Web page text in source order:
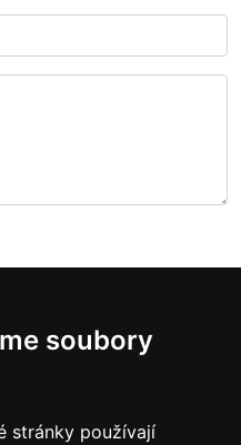
soubory
stránky používají